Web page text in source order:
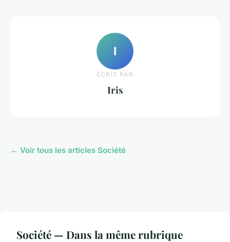
I
ECRIT PAR
Iris
← Voir tous les articles Société
Société — Dans la même rubrique